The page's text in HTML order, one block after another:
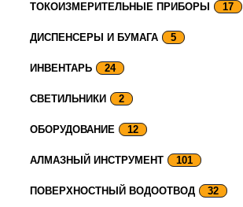
ТОКОИЗМЕРИТЕЛЬНЫЕ ПРИБОРЫ 17
ДИСПЕНСЕРЫ И БУМАГА 5
ИНВЕНТАРЬ 24
СВЕТИЛЬНИКИ 2
ОБОРУДОВАНИЕ 12
АЛМАЗНЫЙ ИНСТРУМЕНТ 101
ПОВЕРХНОСТНЫЙ ВОДООТВОД 32